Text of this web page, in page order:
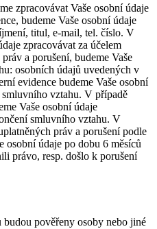
zpracovávat Vaše osobní údaje
budeme Vaše osobní údaje
titul, e-mail, tel. číslo. V
zpracovávat za účelem
a porušení, budeme Vaše
osobních údajů uvedených v
evidence budeme Vaše osobní
vztahu. V případě
Vaše osobní údaje
smluvního vztahu. V
práv a porušení podle
osobní údaje po dobu 6 měsíců
právo, resp. došlo k porušení
pověřeny osoby nebo jiné